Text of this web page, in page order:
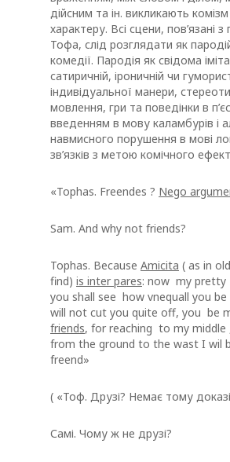
дійсним та ін. викликають комізм
характеру. Всі сцени, пов’язані
Тофа, слід розглядати як
комедії. Пародія як свідома
сатиричній, іроничній чи
індивідуальної манери,
мовлення, гри та поведінки в
введенням в мову каламбурів і
навмисного порушення в мові
зв’язків з метою комічного
«Tophas. Freendes ? Nego
Sam. And why not friends?
Tophas. Because Amicita ( as in
find) is inter pares: now my pretty
you shall see how vnequall you
will not cut you quite off, you be
friends, for reaching to my middle
from the ground to the wast I wil
freend»
( «Тоф. Друзі? Немає тому
Самі. Чому ж не друзі?